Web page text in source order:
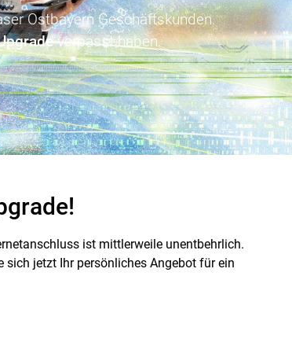
Ostbayern Geschäftskunden.
verpasst haben.
ist mittlerweile unentbehrlich.
sich jetzt Ihr persönliches Angebot für ein